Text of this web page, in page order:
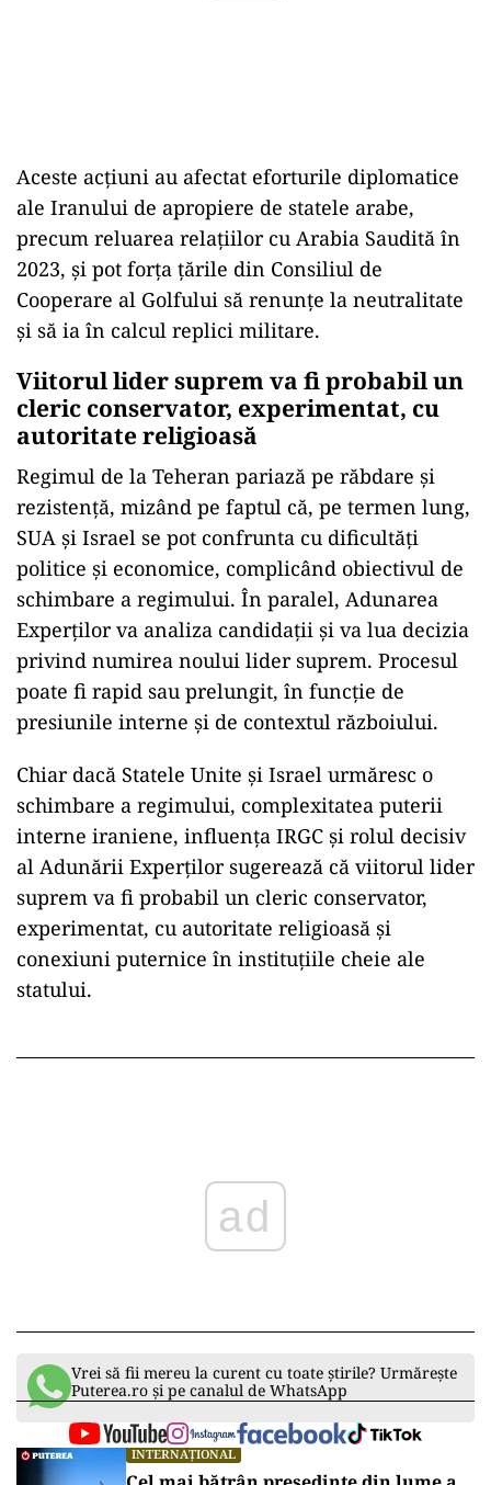
Aceste acțiuni au afectat eforturile diplomatice
ale Iranului de apropiere de statele arabe,
precum reluarea relațiilor cu Arabia Saudită în
2023, și pot forța țările din Consiliul de
Cooperare al Golfului să renunțe la neutralitate
și să ia în calcul replici militare.
Viitorul lider suprem va fi probabil un
cleric conservator, experimentat, cu
autoritate religioasă
Regimul de la Teheran pariază pe răbdare și
rezistență, mizând pe faptul că, pe termen lung,
SUA și Israel se pot confrunta cu dificultăți
politice și economice, complicând obiectivul de
schimbare a regimului. În paralel, Adunarea
Experților va analiza candidații și va lua decizia
privind numirea noului lider suprem. Procesul
poate fi rapid sau prelungit, în funcție de
presiunile interne și de contextul războiului.
Chiar dacă Statele Unite și Israel urmăresc o
schimbare a regimului, complexitatea puterii
interne iraniene, influența IRGC și rolul decisiv
al Adunării Experților sugerează că viitorul lider
suprem va fi probabil un cleric conservator,
experimentat, cu autoritate religioasă și
conexiuni puternice în instituțiile cheie ale
statului.
ad
Vrei să fii mereu la curent cu toate știrile? Urmărește
Puterea.ro și pe canalul de WhatsApp
INTERNAȚIONAL